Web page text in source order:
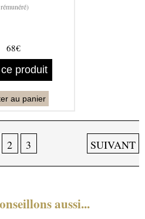
rémunéré)
68€
produit
au panier
2 3 SUIVANT
aussi...